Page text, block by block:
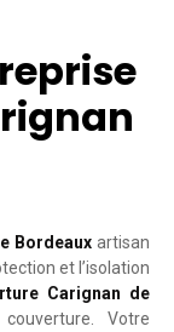
Bordeaux artisan
et l’isolation
Carignan de
Votre